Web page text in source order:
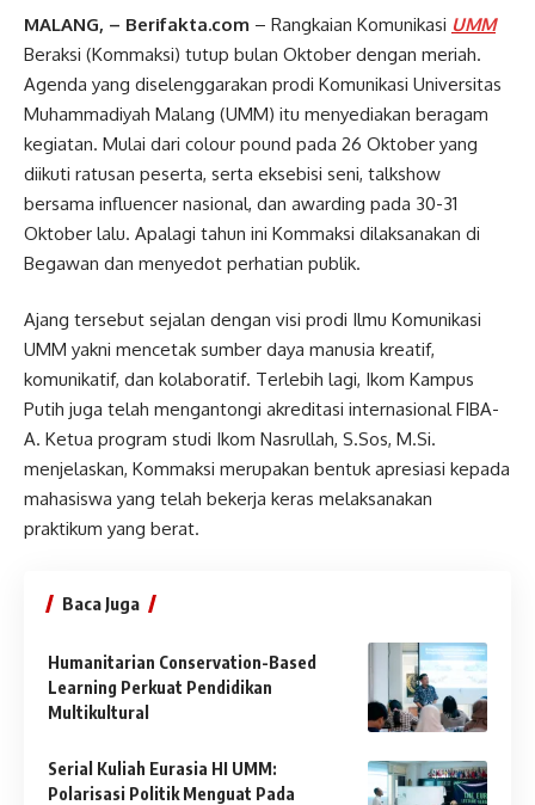
MALANG, – Berifakta.com – Rangkaian Komunikasi UMM
Beraksi (Kommaksi) tutup bulan Oktober dengan meriah.
Agenda yang diselenggarakan prodi Komunikasi Universitas
Muhammadiyah Malang (UMM) itu menyediakan beragam
kegiatan. Mulai dari colour pound pada 26 Oktober yang
diikuti ratusan peserta, serta eksebisi seni, talkshow
bersama influencer nasional, dan awarding pada 30-31
Oktober lalu. Apalagi tahun ini Kommaksi dilaksanakan di
Begawan dan menyedot perhatian publik.
Ajang tersebut sejalan dengan visi prodi Ilmu Komunikasi
UMM yakni mencetak sumber daya manusia kreatif,
komunikatif, dan kolaboratif. Terlebih lagi, Ikom Kampus
Putih juga telah mengantongi akreditasi internasional FIBA-
A. Ketua program studi Ikom Nasrullah, S.Sos, M.Si.
menjelaskan, Kommaksi merupakan bentuk apresiasi kepada
mahasiswa yang telah bekerja keras melaksanakan
praktikum yang berat.
Baca Juga
Humanitarian Conservation-Based
Learning Perkuat Pendidikan
Multikultural
Serial Kuliah Eurasia HI UMM:
Polarisasi Politik Menguat Pada